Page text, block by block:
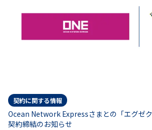
契約に関する情報
Ocean Network Expressさまとの「エグゼク
契約締結のお知らせ